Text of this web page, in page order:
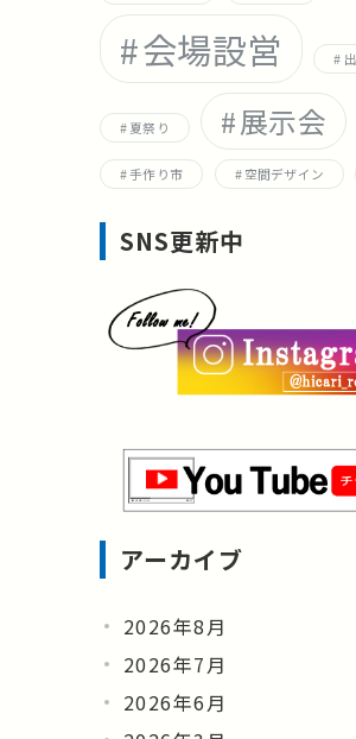
会場設営
夏祭り 展示会
手作り市 空間デザイン
SNS更新中
アーカイブ
2026年8月
2026年7月
2026年6月